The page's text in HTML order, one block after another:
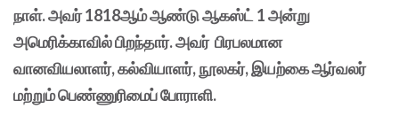
நாள். அவர் 1818ஆம் ஆண்டு ஆகஸ்ட் 1 அன்று
அமெரிக்காவில் பிறந்தார். அவர் பிரபலமான
வானவியலாளர், கல்வியாளர், நூலகர், இயற்கை ஆர்வலர்
மற்றும் பெண்ணுரிமைப் போராளி.